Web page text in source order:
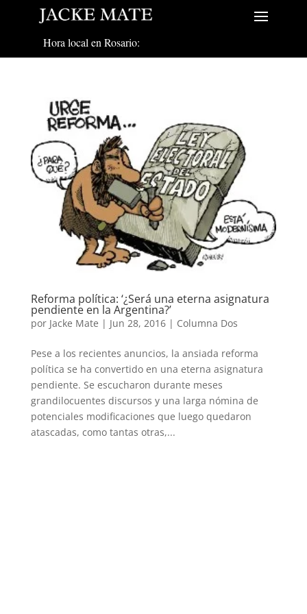
Hora local en Rosario:
Reforma política: ‘¿Será una eterna asignatura
pendiente en la Argentina?’
por Jacke Mate | Jun 28, 2016| Columna Dos
Pese a los recientes anuncios, la ansiada reforma
política se ha convertido en una eterna asignatura
pendiente. Se escucharon durante meses
grandilocuentes discursos y una larga nómina de
potenciales modificaciones que luego quedaron
atascadas, como tantas otras,...